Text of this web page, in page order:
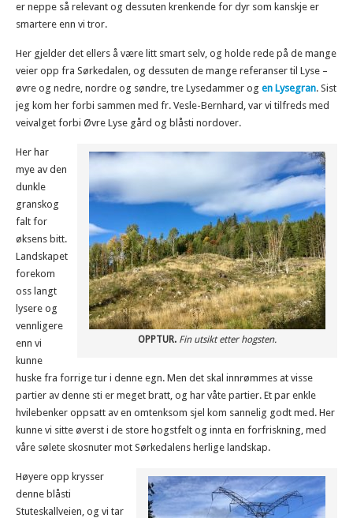
er neppe så relevant og dessuten krenkende for dyr som kanskje er
smartere enn vi tror.
Her gjelder det ellers å være litt smart selv, og holde rede på de mange
veier opp fra Sørkedalen, og dessuten de mange referanser til Lyse –
øvre og nedre, nordre og søndre, tre Lysedammer og en Lysegran. Sist
jeg kom her forbi sammen med fr. Vesle-Bernhard, var vi tilfreds med
veivalget forbi Øvre Lyse gård og blåsti nordover.
OPPTUR. Fin utsikt etter hogsten.
Her har
mye av den
dunkle
granskog
falt for
øksens bitt.
Landskapet
forekom
oss langt
lysere og
vennligere
enn vi
kunne
huske fra forrige tur i denne egn. Men det skal innrømmes at visse
partier av denne sti er meget bratt, og har våte partier. Et par enkle
hvilebenker oppsatt av en omtenksom sjel kom sannelig godt med. Her
kunne vi sitte øverst i de store hogstfelt og innta en forfriskning, med
våre sølete skosnuter mot Sørkedalens herlige landskap.
Høyere opp krysser
denne blåsti
Stuteskallveien, og vi tar